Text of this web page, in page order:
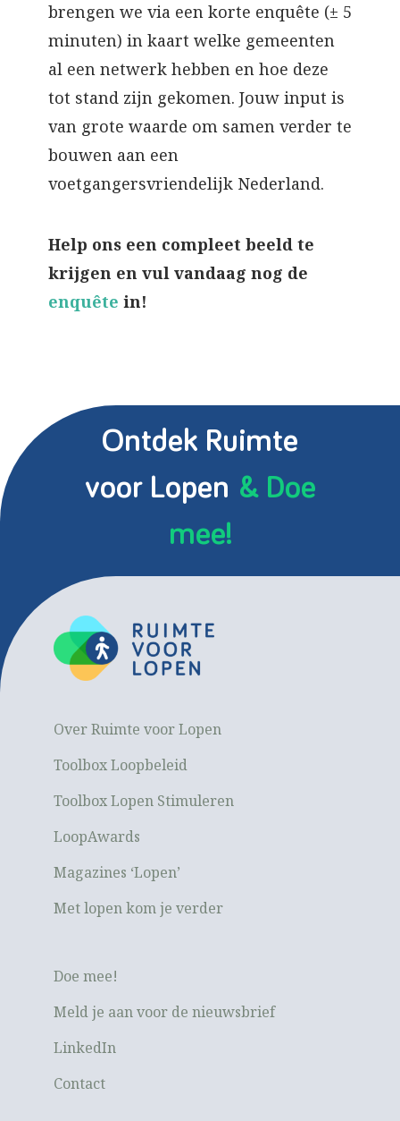
brengen we via een korte enquête (± 5
minuten) in kaart welke gemeenten
al een netwerk hebben en hoe deze
tot stand zijn gekomen. Jouw input is
van grote waarde om samen verder te
bouwen aan een
voetgangersvriendelijk Nederland.
Help ons een compleet beeld te
krijgen en vul vandaag nog de
enquête in!
Ontdek Ruimte
voor Lopen & Doe
mee!
Over Ruimte voor Lopen
Toolbox Loopbeleid
Toolbox Lopen Stimuleren
LoopAwards
Magazines ‘Lopen’
Met lopen kom je verder
Doe mee!
Meld je aan voor de nieuwsbrief
LinkedIn
Contact